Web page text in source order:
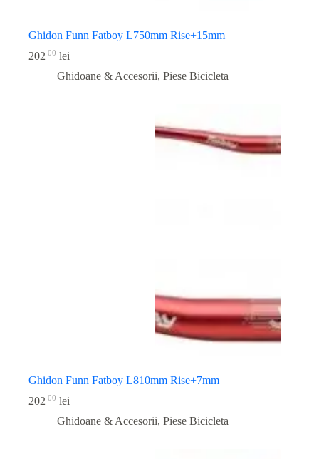
Ghidon Funn Fatboy L750mm Rise+15mm
202 00 lei
Ghidoane & Accesorii, Piese Bicicleta
Ghidon Funn Fatboy L810mm Rise+7mm
202 00 lei
Ghidoane & Accesorii, Piese Bicicleta